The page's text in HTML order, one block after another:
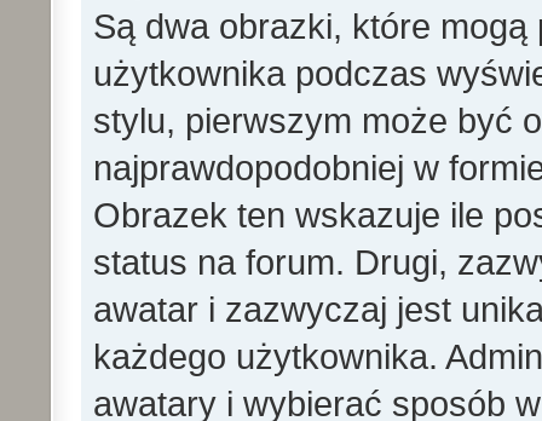
Są dwa obrazki, które
użytkownika podczas
stylu, pierwszym może być
najprawdopodobniej w
Obrazek ten wskazuje ile
status na forum. Drugi,
awatar i zazwyczaj jest
każdego użytkownika.
awatary i wybierać sposób